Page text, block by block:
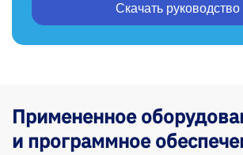
Скачать руководство
Примененное
и программное